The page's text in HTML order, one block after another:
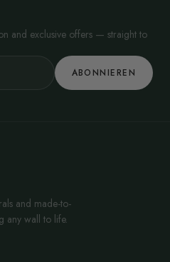
and exclusive offers — straight to
ABONNIEREN
and made-to-
any wall to life.